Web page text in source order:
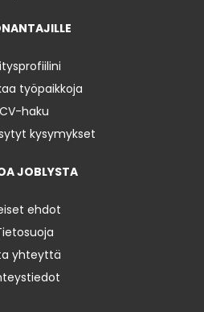
työpaikkoja
CV-haku
kysymykset
JOBLYSTA
ehdot
yhteyttä